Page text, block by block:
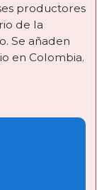
productores
de la
Se añaden
en Colombia.